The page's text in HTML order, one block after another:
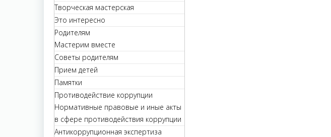
Творческая мастерская
Это интересно
Родителям
Мастерим вместе
Советы родителям
Прием детей
Памятки
Противодействие коррупции
Нормативные правовые и иные акты
в сфере противодействия коррупции
Антикоррупционная экспертиза